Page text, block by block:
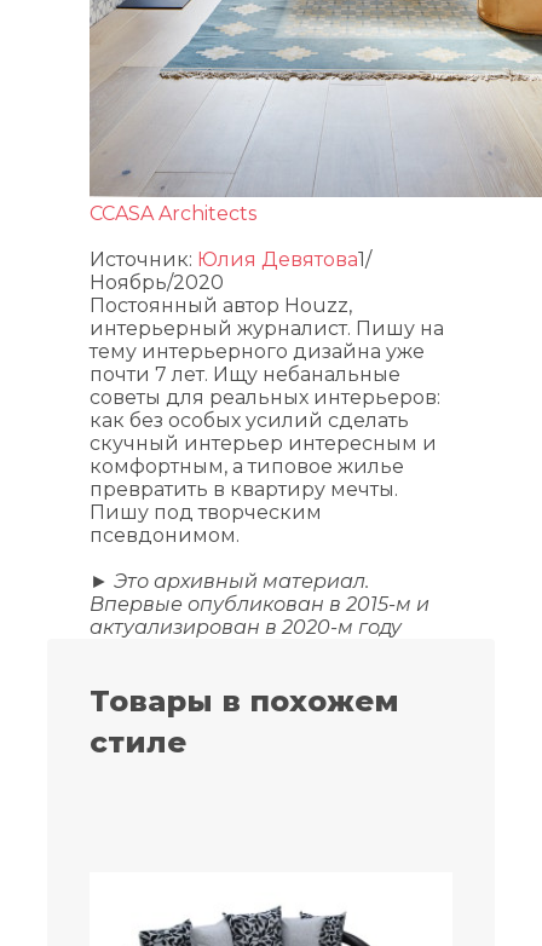
CCASA Architects
Источник: Юлия Девятова1/
Ноябрь/2020
Постоянный автор Houzz,
интерьерный журналист. Пишу на
тему интерьерного дизайна уже
почти 7 лет. Ищу небанальные
советы для реальных интерьеров:
как без особых усилий сделать
скучный интерьер интересным и
комфортным, а типовое жилье
превратить в квартиру мечты.
Пишу под творческим
псевдонимом.
► Это архивный материал.
Впервые опубликован в 2015-м и
актуализирован в 2020-м году
Товары в похожем
стиле